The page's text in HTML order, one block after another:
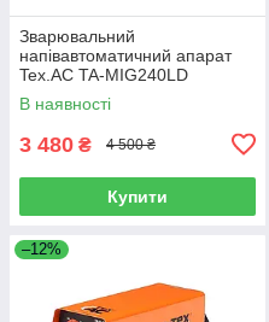
Зварювальний
напівавтоматичний апарат
Tex.AC TA-MIG240LD
В наявності
3 480 ₴ 4 500 ₴
Купити
–12%